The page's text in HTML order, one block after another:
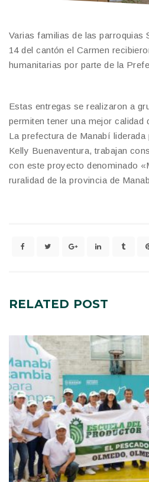
Varias familias de las
14 del cantón el Carmen
humanitarias por parte de la
Estas entregas se realizaron a
permiten tener una mejor calidad
La prefectura de Manabí
Kelly Buenaventura, trabajan
con este proyecto denominado
ruralidad de la provincia de
RELATED POST